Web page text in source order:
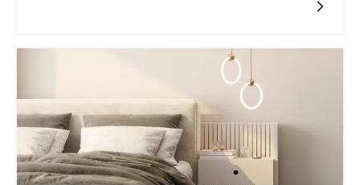
szybkim napełnianiu, mają znaczący wpływ na ten proces.
Odpowiednia kalibracja maszyn oraz rodzaj
wykorzystywanego materiału, z którego wykonane są worki,
mogą podnieść stabilność ładunku na palecie oraz ochronić
zawartość przed ewentualnymi uszkodzeniami.